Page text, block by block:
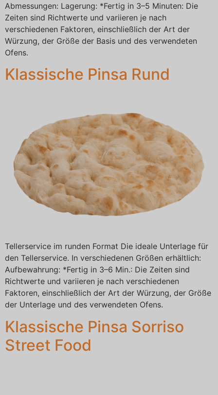
Abmessungen: Lagerung: *Fertig in 3–5 Minuten: Die
Zeiten sind Richtwerte und variieren je nach
verschiedenen Faktoren, einschließlich der Art der
Würzung, der Größe der Basis und des verwendeten
Ofens.
Klassische Pinsa Rund
Tellerservice im runden Format Die ideale Unterlage für
den Tellerservice. In verschiedenen Größen erhältlich:
Aufbewahrung: *Fertig in 3–6 Min.: Die Zeiten sind
Richtwerte und variieren je nach verschiedenen
Faktoren, einschließlich der Art der Würzung, der Größe
der Unterlage und des verwendeten Ofens.
Klassische Pinsa Sorriso
Street Food